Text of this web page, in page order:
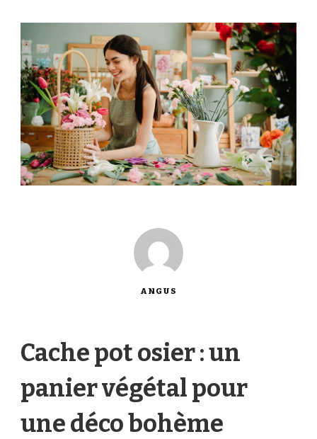
ANGUS
Cache pot osier : un
panier végétal pour
une déco bohème